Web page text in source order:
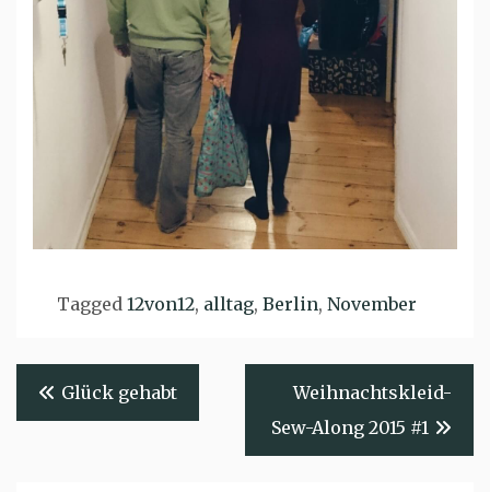
Tagged 12von12, alltag, Berlin, November
Beitragsnavigation
Glück gehabt
Weihnachtskleid-
Sew-Along 2015 #1